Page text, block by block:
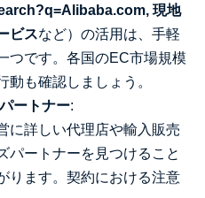
現地
ビスなど）の活用は、手軽
つです。各国のEC市場規模
も確認しましょう。
ートナー:
に詳しい代理店や輸入販売
パートナーを見つけること
ります。契約における注意